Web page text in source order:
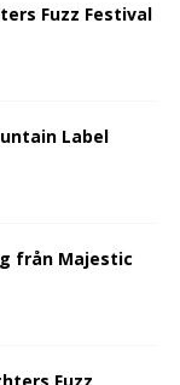
Fuzz Festival
Label
från Majestic